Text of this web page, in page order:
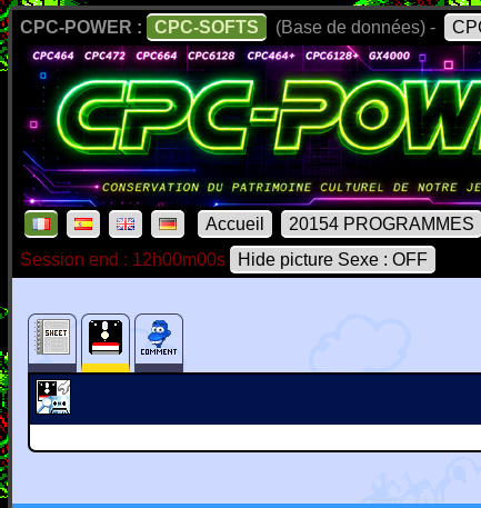
CPC-POWER : CPC-SOFTS (Base de données) -
Accueil 20154 PROGRAMMES
Session end : 12h00m00s
Hide picture Sexe : OFF